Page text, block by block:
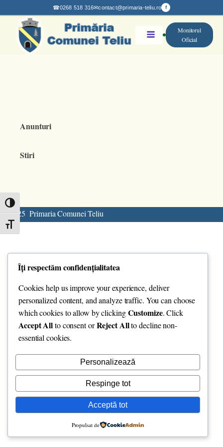
Toggle High Contrast
Toggle Font size
☎0268 518 316✉contact@primaria-teliu.ro f
Monitorul
Oficial
Anunturi
Stiri
@ 2025 Primaria Comunei Teliu
Îți respectăm confidențialitatea
Cookies help us improve your experience, deliver
personalized content, and analyze traffic. You can choose
which cookies to allow by clickingCustomize. Click
Accept Allto consent orReject Allto decline non-
essential cookies.
Personalizează
Respinge tot
Acceptă tot
Propulsat de